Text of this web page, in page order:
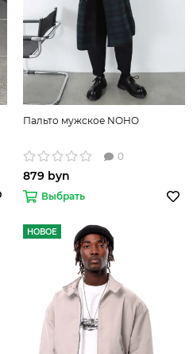
Пальто мужское NOHO
0
879 byn
Выбрать
НОВОЕ